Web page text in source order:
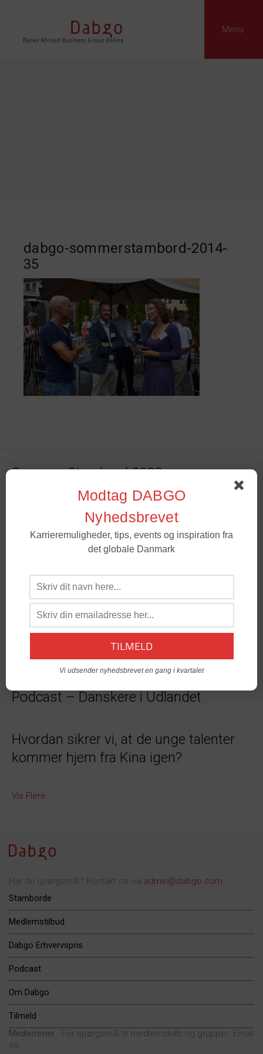
Menu
dabgo-sommerstambord-2014-
35
Sommer Stambord 2022
Online stambord – nu og fremover
Tips til at lande i Danmark igen – Mød
Johannes, Executive Director i
Goldman Sachs
DABGO-PRISVINDER HAR SIT HOLD I
FINALEN I AFTEN (opdateret)
Podcast – Danskere i Udlandet
Hvordan sikrer vi, at de unge talenter
kommer hjem fra Kina igen?
Vis Flere
Har du spørgsmål? Kontakt os via admin@dabgo.com
Stamborde
Medlemstilbud
Dabgo Erhvervspris
Podcast
Om Dabgo
Tilmeld
Medlemmer - For spørgsmål til medlemskab og grupper. Email
os:
Modtag DABGO
Nyhedsbrevet
Karrieremuligheder, tips, events og inspiration fra
det globale Danmark
Vi udsender nyhedsbrevet en gang i kvartalet